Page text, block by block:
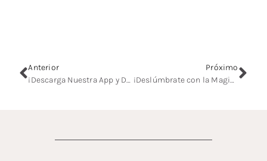
Anterior
¡Descarga Nuestra App y Descubre un Mundo de Belleza en tus Manos!
Próximo
¡Deslúmbrate con la Magia de la Belleza: Descubre Accent Prime de Alma Laser!